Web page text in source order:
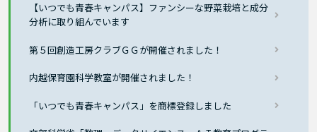
【いつでも青春キャンパス】ファンシーな野菜栽培と成分
分析に取り組んでいます
第５回創造工房クラブＧＧが開催されました！
内越保育園科学教室が開催されました！
「いつでも青春キャンパス」を商標登録しました